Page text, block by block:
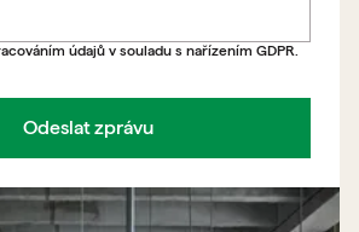
údajů v souladu s nařízením GDPR.
Odeslat zprávu